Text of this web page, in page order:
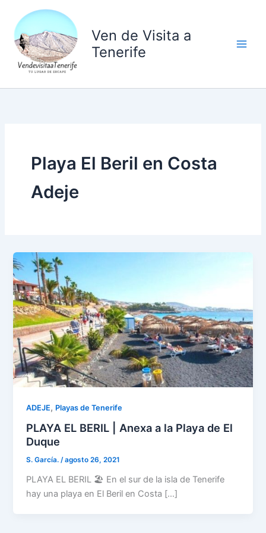
contenido
Ven de Visita a
Tenerife
Playa El Beril en Costa
Adeje
ADEJE, Playas de Tenerife
PLAYA EL BERIL | Anexa a la Playa de El
Duque
S. García./agosto 26, 2021
PLAYA EL BERIL 🏖️ En el sur de la isla de Tenerife
hay una playa en El Beril en Costa […]